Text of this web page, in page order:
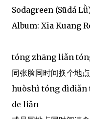
Sodagreen (Sūdá
Album: Xia Kuang
tóng zhāng liǎn
同张脸同时间换个地点
huòshì tóng dìdiǎn
de liǎn